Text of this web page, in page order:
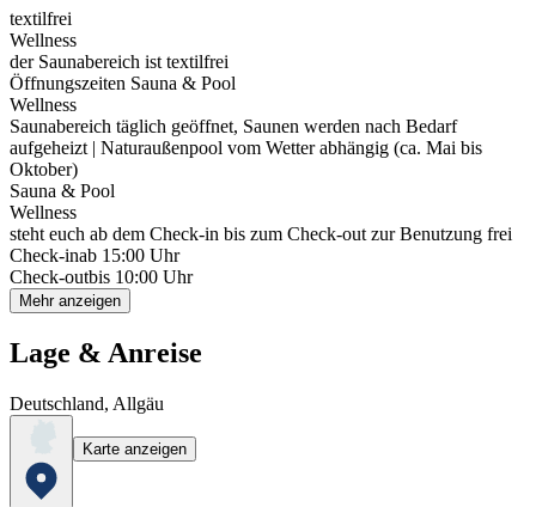
textilfrei
Wellness
der Saunabereich ist textilfrei
Öffnungszeiten Sauna & Pool
Wellness
Saunabereich täglich geöffnet, Saunen werden nach Bedarf
aufgeheizt | Naturaußenpool vom Wetter abhängig (ca. Mai bis
Oktober)
Sauna & Pool
Wellness
steht euch ab dem Check-in bis zum Check-out zur Benutzung frei
Check-inab 15:00 Uhr
Check-outbis 10:00 Uhr
Mehr anzeigen
Lage & Anreise
Deutschland, Allgäu
Karte anzeigen